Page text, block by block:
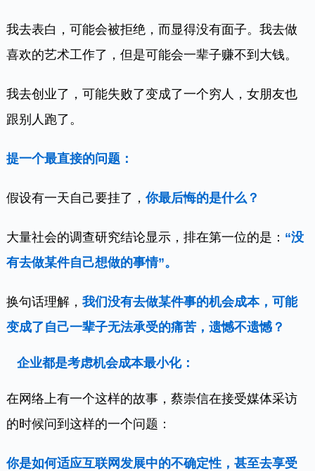
我去表白，可能会被拒绝，而显得没有面子。我去做
喜欢的艺术工作了，但是可能会一辈子赚不到大钱。
我去创业了，可能失败了变成了一个穷人，女朋友也
跟别人跑了。
提一个最直接的问题：
假设有一天自己要挂了，你最后悔的是什么？
大量社会的调查研究结论显示，排在第一位的是： “没
有去做某件自己想做的事情”。
换句话理解，我们没有去做某件事的机会成本，可能
变成了自己一辈子无法承受的痛苦，遗憾不遗憾？
企业都是考虑机会成本最小化：
在网络上有一个这样的故事，蔡崇信在接受媒体采访
的时候问到这样的一个问题：
你是如何适应互联网发展中的不确定性，甚至去享受